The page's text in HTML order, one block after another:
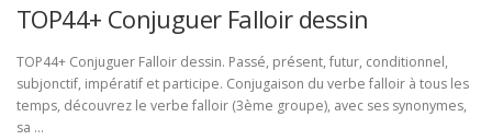
TOP44+ Conjuguer Falloir dessin
TOP44+ Conjuguer Falloir dessin. Passé, présent, futur, conditionnel,
subjonctif, impératif et participe. Conjugaison du verbe falloir à tous les
temps, découvrez le verbe falloir (3ème groupe), avec ses synonymes,
sa …